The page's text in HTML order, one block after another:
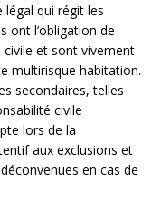
qui régit les
ont l’obligation de
civile et sont vivement
multirisque habitation.
secondaires, telles
civile
lors de la
aux exclusions et
en cas de